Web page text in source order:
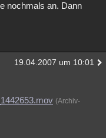
nochmals an. Dann
19.04.2007 um 10:01
(Archiv-